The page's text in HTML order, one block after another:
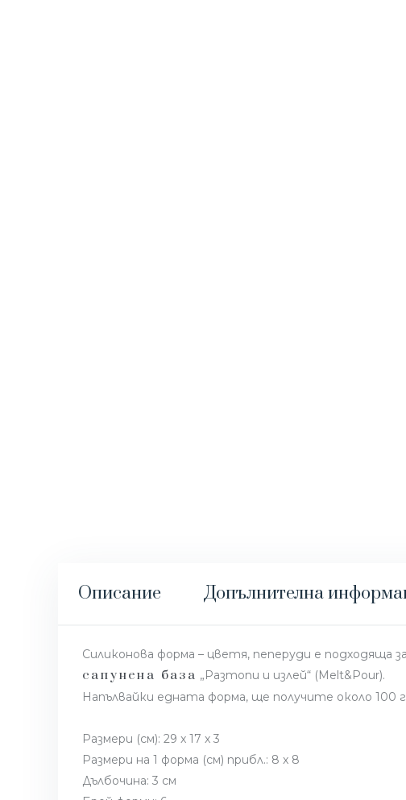
Описание Допълнителна
Силиконова форма – цветя, пеперуди е подходяща
сапунена база „Разтопи и излей“ (Melt&Pour).
Напълвайки едната форма, ще получите около 100
Размери (см): 29 x 17 x 3
Размери на 1 форма (см) прибл.: 8 x 8
Дълбочина: 3 см